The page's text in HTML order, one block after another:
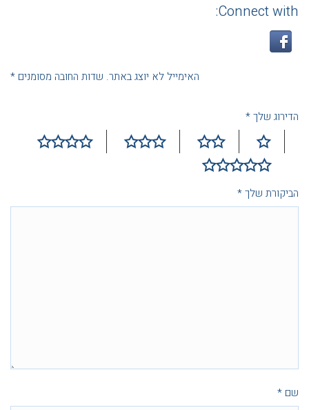
Connect with:
האימייל לא יוצג באתר. שדות החובה מסומנים *
הדירוג שלך*
הביקורת שלך*
שם *